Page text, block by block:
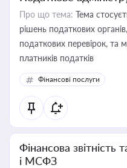
Про що тема: Тема
рішень податкових
податкових перевірок, та
платників податків
Фінансові послуги
Фінансова
і МСФЗ